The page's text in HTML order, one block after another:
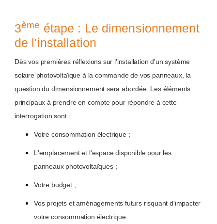
3ème étape : Le dimensionnement
de l'installation
Dès vos premières réflexions sur l'installation d'un système
solaire photovoltaïque à la commande de vos panneaux, la
question du dimensionnement sera abordée. Les éléments
principaux à prendre en compte pour répondre à cette
interrogation sont :
Votre consommation électrique ;
L'emplacement et l'espace disponible pour les
panneaux photovoltaïques ;
Votre budget ;
Vos projets et aménagements futurs risquant d'impacter
votre consommation électrique.